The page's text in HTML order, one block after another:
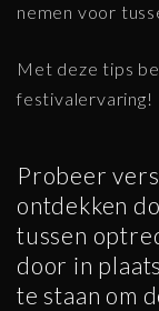
nemen voor
Met deze tips
festivalervaring!
Probeer
ontdekken
tussen
door in
te staan ​​om